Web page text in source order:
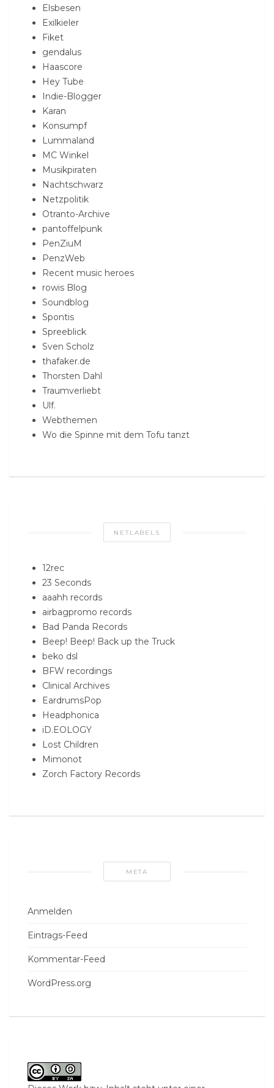
Elsbesen
Exilkieler
Fiket
gendalus
Haascore
Hey Tube
Indie-Blogger
Karan
Konsumpf
Lummaland
MC Winkel
Musikpiraten
Nachtschwarz
Netzpolitik
Otranto-Archive
pantoffelpunk
PenZiuM
PenzWeb
Recent music heroes
rowis Blog
Soundblog
Spontis
Spreeblick
Sven Scholz
thafaker.de
Thorsten Dahl
Traumverliebt
Ulf.
Webthemen
Wo die Spinne mit dem Tofu tanzt
NETLABELS
12rec
23 Seconds
aaahh records
airbagpromo records
Bad Panda Records
Beep! Beep! Back up the Truck
beko dsl
BFW recordings
Clinical Archives
EardrumsPop
Headphonica
iD.EOLOGY
Lost Children
Mimonot
Zorch Factory Records
META
Anmelden
Eintrags-Feed
Kommentar-Feed
WordPress.org